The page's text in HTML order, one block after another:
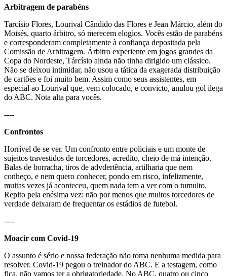
Arbitragem de parabéns
Tarcísio Flores, Lourival Cândido das Flores e Jean Márcio, além do
Moisés, quarto árbitro, só merecem elogios. Vocês estão de parabéns
e corresponderam completamente à confiança depositada pela
Comissão de Arbitragem. Árbitro experiente em jogos grandes da
Copa do Nordeste, Tárcísio ainda não tinha dirigido um clássico.
Não se deixou intimidar, não usou a tática da exagerada distribuição
de cartões e foi muito bem. Assim como seus assistentes, em
especial ao Lourival que, vem colocado, e convicto, anulou gol ilega
do ABC. Nota alta para vocês.
----
Confrontos
Horrível de se ver. Um confronto entre policiais e um monte de
sujeitos travestidos de torcedores, acredito, cheio de má intenção.
Balas de borracha, tiros de advdertência, artilharia que nem
conheço, e nem quero conhecer, pondo em risco, infelizmente,
muitas vezes já aconteceu, quem nada tem a ver com o tumulto.
Repito pela enésima vez: não por menos que muitos torcedores de
verdade deixaram de frequentar os estádios de futebol.
----
Moacir com Covid-19
O assunto é sério e nossa federação não toma nenhuma medida para
resolver. Covid-19 pegou o treinador do ABC. E a testagem, como
fica, não vamos ter a obrigatoriedade. No ABC, quatro ou cinco